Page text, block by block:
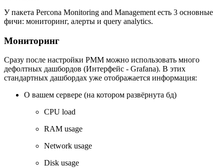
У пакета Percona Monitoring and Management есть 3 основные
фичи: мониторинг, алерты и query analytics.
Мониторинг
Сразу после настройки PMM можно использовать много
дефолтных дашбордов (Интерфейс - Grafana). В этих
стандартных дашбордах уже отображается информация:
О вашем сервере (на котором развёрнута бд)
CPU load
RAM usage
Network usage
Disk usage